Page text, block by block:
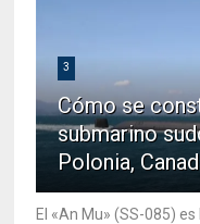
3
Cómo se
submarino
Polonia,
El «An Mu» (SS-085)